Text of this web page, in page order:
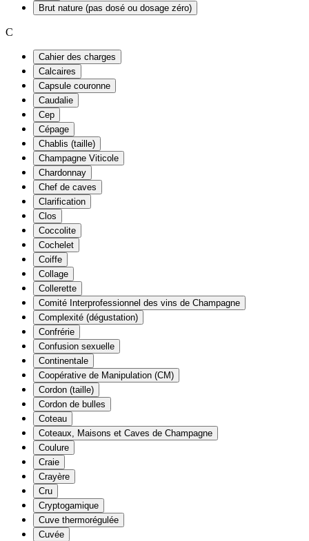
Brut nature (pas dosé ou dosage zéro)
C
Cahier des charges
Calcaires
Capsule couronne
Caudalie
Cep
Cépage
Chablis (taille)
Champagne Viticole
Chardonnay
Chef de caves
Clarification
Clos
Coccolite
Cochelet
Coiffe
Collage
Collerette
Comité Interprofessionnel des vins de Champagne
Complexité (dégustation)
Confrérie
Confusion sexuelle
Continentale
Coopérative de Manipulation (CM)
Cordon (taille)
Cordon de bulles
Coteau
Coteaux, Maisons et Caves de Champagne
Coulure
Craie
Crayère
Cru
Cryptogamique
Cuve thermorégulée
Cuvée